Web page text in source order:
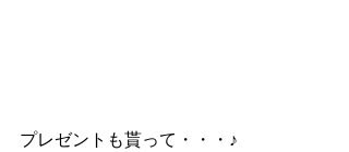
プレゼントも貰って・・・♪